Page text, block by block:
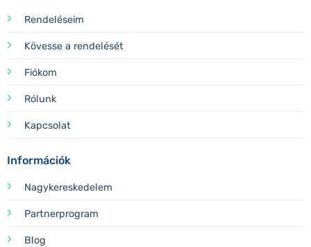
Rendeléseim
Kövesse a rendelését
Fiókom
Rólunk
Kapcsolat
Információk
Nagykereskedelem
Partnerprogram
Blog